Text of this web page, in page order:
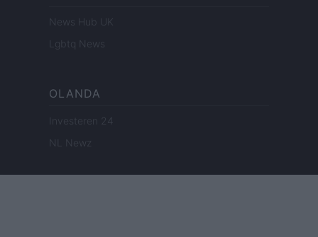
News Hub UK
Lgbtq News
OLANDA
Investeren 24
NL Newz